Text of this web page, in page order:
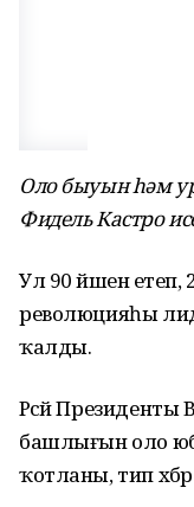
Оло быуын һәм
Фидель Кастро
Ул 90 йәшенә
революцияһы
ҡалды.
Рәсәй
башлығын оло
ҡотланы, тип